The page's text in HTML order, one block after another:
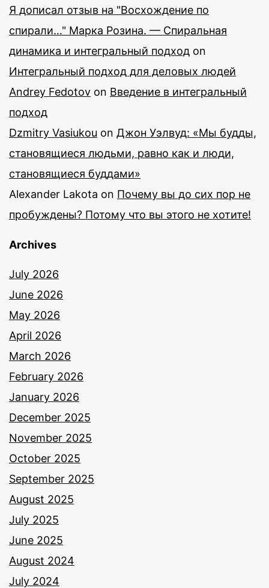
Я дописал отзыв на "Восхождение по
спирали…" Марка Розина. — Спиральная
динамика и интегральный подход on
Интегральный подход для деловых людей
Andrey Fedotov on Введение в интегральный
подход
Dzmitry Vasiukou on Джон Уэлвуд: «Мы будды,
становящиеся людьми, равно как и люди,
становящиеся буддами»
Alexander Lakota on Почему вы до сих пор не
пробуждены? Потому что вы этого не хотите!
Archives
July 2026
June 2026
May 2026
April 2026
March 2026
February 2026
January 2026
December 2025
November 2025
October 2025
September 2025
August 2025
July 2025
June 2025
August 2024
July 2024